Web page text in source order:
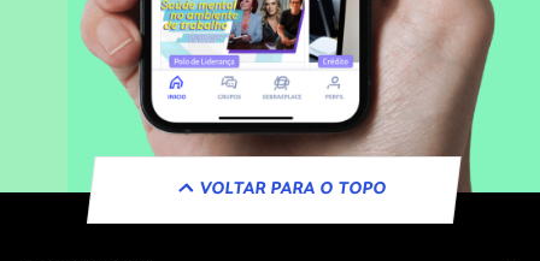
VOLTAR PARA O TOPO